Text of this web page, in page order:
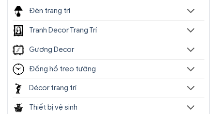
Đèn trang trí
Tranh Decor Trang Trí
Gương Decor
Đồng hồ treo tường
Décor trang trí
Thiết bị vệ sinh